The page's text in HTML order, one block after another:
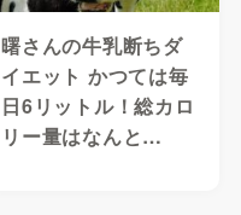
曙さんの牛乳断ちダ
イエット かつては毎
日6リットル！総カロ
リー量はなんと…